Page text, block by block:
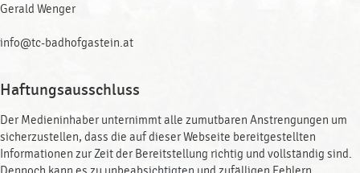
Gerald Wenger
info@tc-badhofgastein.at
Haftungsausschluss
Der Medieninhaber unternimmt alle zumutbaren Anstrengungen um
sicherzustellen, dass die auf dieser Webseite bereitgestellten
Informationen zur Zeit der Bereitstellung richtig und vollständig sind.